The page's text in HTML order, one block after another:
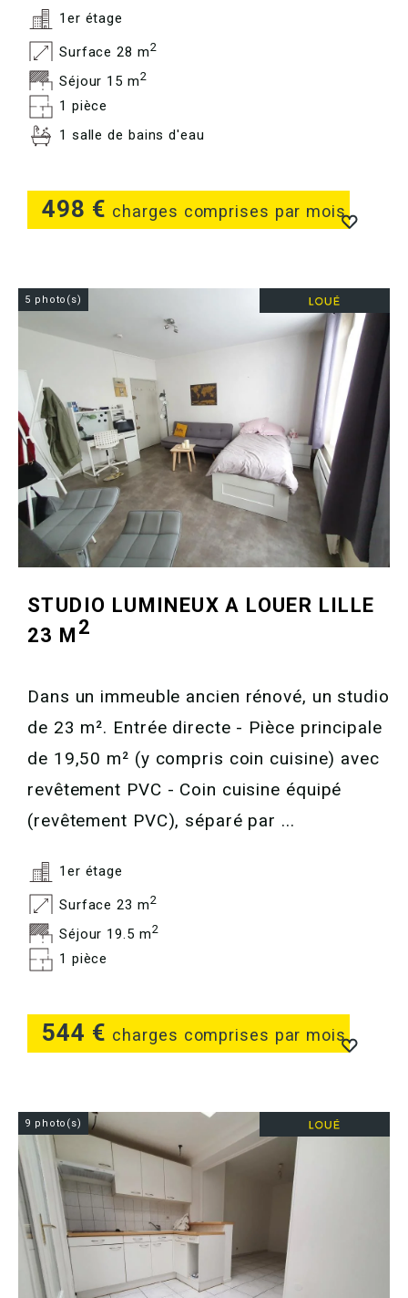
498 € charges comprises par mois
1er étage
Surface 28 m2
Séjour 15 m2
1 pièce
1 salle de bains d'eau
5 photo(s)
STUDIO LUMINEUX A LOUER LILLE
23 M2
544 € charges comprises par mois
Dans un immeuble ancien rénové, un studio
de 23 m². Entrée directe - Pièce principale
de 19,50 m² (y compris coin cuisine) avec
revêtement PVC - Coin cuisine équipé
(revêtement PVC), séparé par ...
1er étage
Surface 23 m2
Séjour 19.5 m2
1 pièce
9 photo(s)